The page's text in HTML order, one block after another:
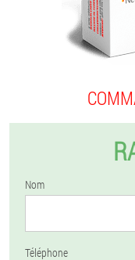
Nom
Téléphone